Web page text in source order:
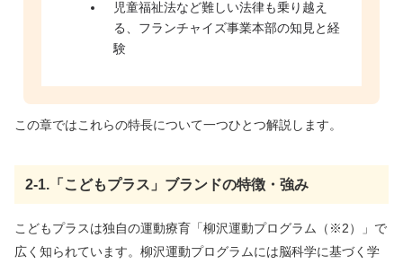
児童福祉法など難しい法律も乗り越え
る、フランチャイズ事業本部の知見と経
験
この章ではこれらの特長について一つひとつ解説します。
2-1.「こどもプラス」ブランドの特徴・強み
こどもプラスは独自の運動療育「柳沢運動プログラム（※2）」で
広く知られています。柳沢運動プログラムには脳科学に基づく学